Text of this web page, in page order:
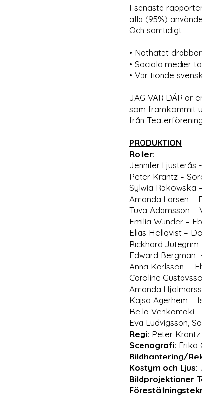
I senaste
alla (95%)
Och samtidigt:
• Näthatet
• Sociala medier
• Var tionde
JAG VAR DÄR är
som framkommit
från
PRODUKTION
Roller:
Jennifer Ljusterås
Peter Krantz –
Sylwia Rakowska
Amanda Larsen –
Tuva Adamsson –
Emilia Wunder –
Elias Hellqvist –
Rickhard Jutegrim
Edward Bergman
Anna Karlsson -
Caroline
Amanda
Kajsa Agerhem –
Bella Vehkamäki -
Eva Ludvigsson,
Regi: Peter Krantz
Scenografi: Erika
Bildhantering/
Kostym och Ljus:
Bildprojektioner